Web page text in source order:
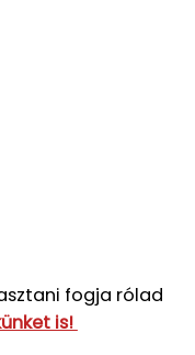
fogja rólad
is!